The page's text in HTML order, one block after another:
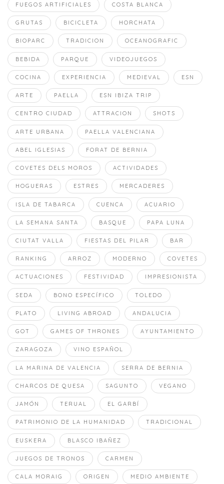
FUEGOS ARTIFICIALES COSTA BLANCA
GRUTAS BICICLETA HORCHATA
BIOPARC TRADICION OCEANOGRAFIC
BEBIDA PARQUE VIDEOJUEGOS
COCINA EXPERIENCIA MEDIEVAL ESN
ARTE PAELLA ESN IBIZA TRIP
CENTRO CIUDAD ATTRACION SHOTS
ARTE URBANA PAELLA VALENCIANA
ABEL IGLESIAS FORAT DE BERNIA
COVETES DELS MOROS ACTIVIDADES
HOGUERAS ESTRES MERCADERES
ISLA DE TABARCA CUENCA ACUARIO
LA SEMANA SANTA BASQUE PAPA LUNA
CIUTAT VALLA FIESTAS DEL PILAR BAR
RANKING ARROZ MODERNO COVETES
ACTUACIONES FESTIVIDAD IMPRESIONISTA
SEDA BONO ESPECÍFICO TOLEDO
PLATO LIVING ABROAD ANDALUCIA
GOT GAMES OF THRONES AYUNTAMIENTO
ZARAGOZA VINO ESPAÑOL
LA MARINA DE VALENCIA SERRA DE BERNIA
CHARCOS DE QUESA SAGUNTO VEGANO
JAMÓN TERUAL EL GARBÍ
PATRIMONIO DE LA HUMANIDAD TRADICIONAL
EUSKERA BLASCO IBAÑEZ
JUEGOS DE TRONOS CARMEN
CALA MORAIG ORIGEN MEDIO AMBIENTE